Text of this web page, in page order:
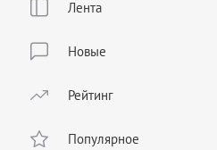
Лента
Новые
Рейтинг
Популярное